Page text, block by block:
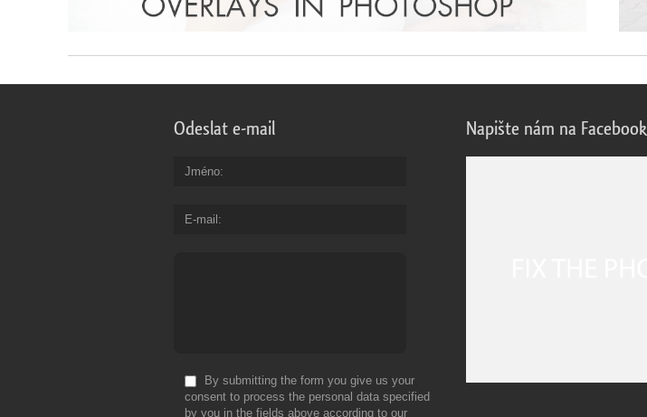
Odeslat e-mail
Jméno
E-mail
By submitting the form you give us your
consent to process the personal data specified
by you in the fields above according to our
Napište nám na Facebook